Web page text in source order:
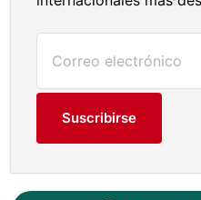
Suscribirse